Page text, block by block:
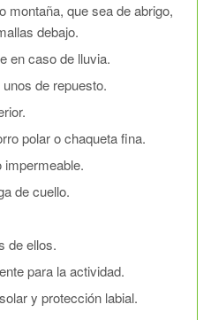
montaña, que sea de abrigo,
debajo.
en caso de lluvia.
de repuesto.
polar o chaqueta fina.
impermeable.
de cuello.
de ellos.
para la actividad.
y protección labial.